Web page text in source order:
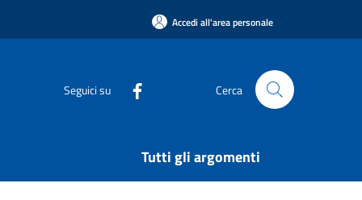
Accedi all'area personale
Seguici su Cerca
Tutti gli argomenti